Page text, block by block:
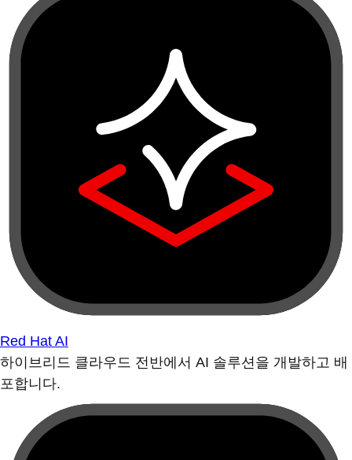
Red Hat AI
하이브리드 클라우드 전반에서 AI 솔루션을 개발하고 배
포합니다.